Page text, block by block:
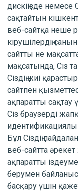
дискіңізде немесе
сақтайтын
веб-сайтқа неше
кірушілердің
сайтты не
мақсатында, Сіз
Сіздің жиі
сайтпен
ақпаратты сақтау
Сіз браузерді
Бұл Сіздің
веб-сайтта әрекет
ақпаратты
берумен
басқару үшін